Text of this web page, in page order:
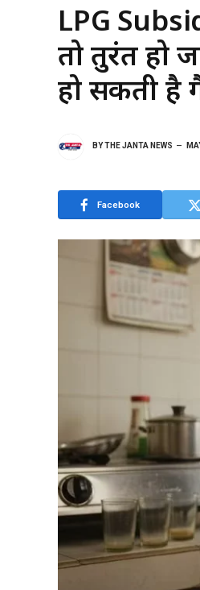
LPG
तो तुरंत हो
हो सकती है
BYTHE JANTA NEWS
Facebook